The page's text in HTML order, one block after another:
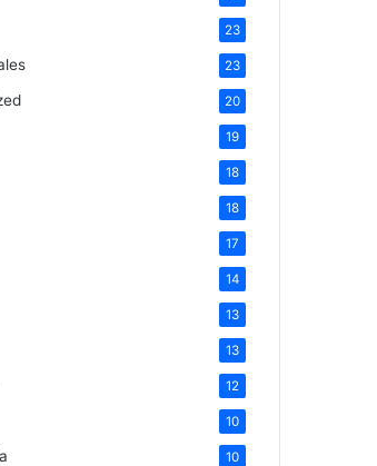
23
23
20
19
18
18
17
14
13
13
12
10
10